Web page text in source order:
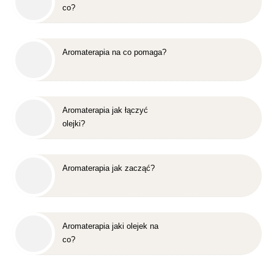
co?
Aromaterapia na co pomaga?
Aromaterapia jak łączyć
olejki?
Aromaterapia jak zacząć?
Aromaterapia jaki olejek na
co?